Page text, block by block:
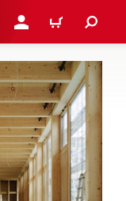
CONECTARE SAU
COȘ